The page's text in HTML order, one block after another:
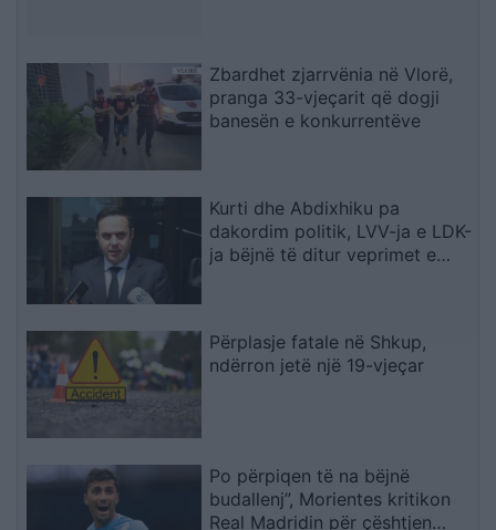
Zbardhet zjarrvënia në Vlorë,
pranga 33-vjeçarit që dogji
banesën e konkurrentëve
Kurti dhe Abdixhiku pa
dakordim politik, LVV-ja e LDK-
ja bëjnë të ditur veprimet e
Përplasje fatale në Shkup,
ndërron jetë një 19-vjeçar
Po përpiqen të na bëjnë
budallenj”, Morientes kritikon
Real Madridin për çështjen